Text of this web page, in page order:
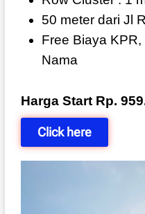
50 meter dari Jl
Free Biaya
Nama
Harga Start Rp.
Click here